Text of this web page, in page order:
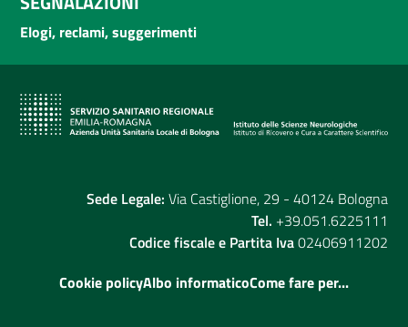
Elogi, reclami, suggerimenti
Sede Legale: Via Castiglione, 29 - 40124 Bologna
Tel. +39.051.6225111
Codice fiscale e Partita Iva02406911202
Cookie policyAlbo informaticoCome fare per...